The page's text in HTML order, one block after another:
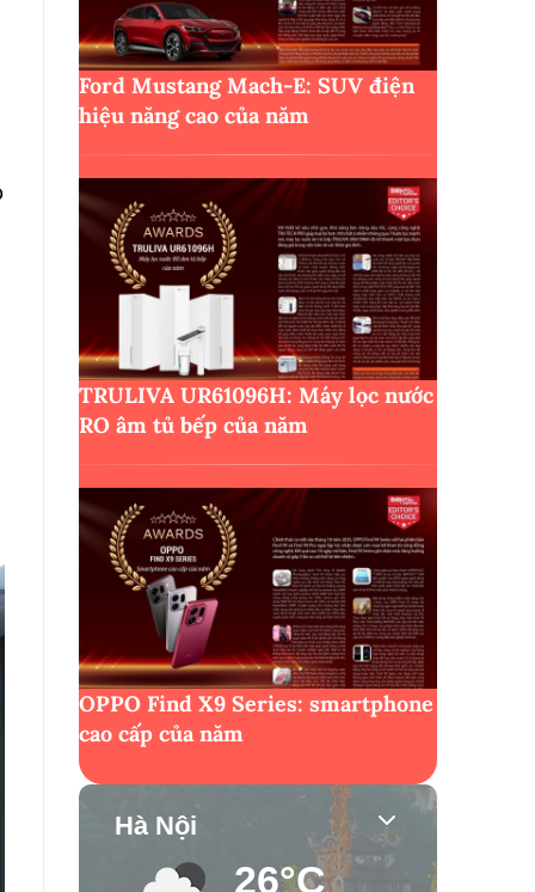
Ford Mustang Mach-E: SUV điện
hiệu năng cao của năm
TRULIVA UR61096H: Máy lọc nước
RO âm tủ bếp của năm
OPPO Find X9 Series: smartphone
cao cấp của năm
Hà Nội
26°C